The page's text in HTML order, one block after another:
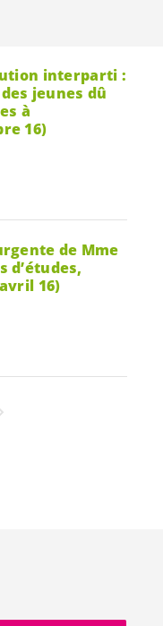
interparti :
jeunes dû
à
16)
de Mme
d’études,
16)